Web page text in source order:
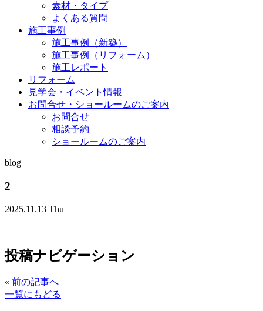
素材・タイプ
よくある質問
施工事例
施工事例（新築）
施工事例（リフォーム）
施工レポート
リフォーム
見学会・イベント情報
お問合せ・ショールームのご案内
お問合せ
相談予約
ショールームのご案内
blog
2
2025.11.13 Thu
投稿ナビゲーション
« 前の記事へ
一覧にもどる